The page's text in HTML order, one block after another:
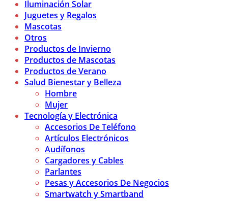
Iluminación Solar
Juguetes y Regalos
Mascotas
Otros
Productos de Invierno
Productos de Mascotas
Productos de Verano
Salud Bienestar y Belleza
Hombre
Mujer
Tecnología y Electrónica
Accesorios De Teléfono
Artículos Electrónicos
Audífonos
Cargadores y Cables
Parlantes
Pesas y Accesorios De Negocios
Smartwatch y Smartband